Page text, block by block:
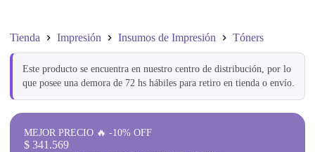
Tienda Impresión Insumos de Impresión Tóners
Este producto se encuentra en nuestro centro de distribución, por lo
que posee una demora de 72 hs hábiles para retiro en tienda o envío.
MEJOR PRECIO 🔥 -10% OFF
$ 341.569